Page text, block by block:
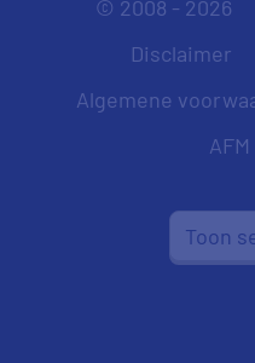
© 2008 - 2026
Disclaimer
Algemene
AFM
Toon